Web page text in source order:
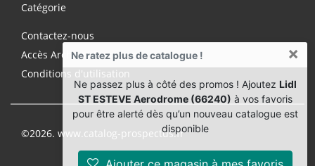
Ne ratez plus de catalogue ! ×
Ne passez plus à côté des promos ! Ajoutez Lidl
ST ESTEVE Aerodrome (66240) à vos favoris
pour être alerté dès qu’un nouveau catalogue est
disponible
Catégorie
Contactez-nous
Accès Archives Premium
Conditions d'utilisation
©2026. www.catalog-prospectus.fr